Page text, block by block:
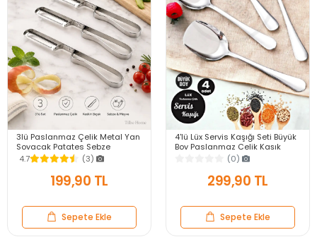
3lü Paslanmaz Çelik Metal Yan
Soyacak Patates Sebze
Salatalık Havuç Soyacağı
Mutfak Soyma Aparatı
4.7 (3)
199,90 TL
Sepete Ekle
4'lü Lüx Servis Kaşığı Seti Büyük
Boy Paslanmaz Çelik Kaşık
Salata Yemek Mutfak Kaşığı
(0)
299,90 TL
Sepete Ekle